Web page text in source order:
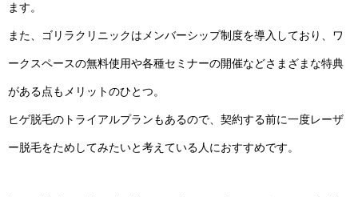
ます。
また、ゴリラクリニックはメンバーシップ制度を導入しており、ワ
ークスペースの無料使用や各種セミナーの開催などさまざまな特典
がある点もメリットのひとつ。
ヒゲ脱毛のトライアルプランもあるので、契約する前に一度レーザ
ー脱毛をためしてみたいと考えている人におすすめです。